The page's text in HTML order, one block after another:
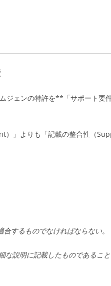
ジェンの特許を**「サポート要
」よりも「記載の整合性（
するものでなければならない。
説明に記載したものであること